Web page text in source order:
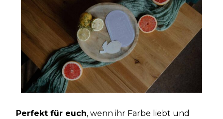
Perfekt für euch, wenn ihr Farbe liebt und